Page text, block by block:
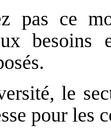
pas ce
le
pour les